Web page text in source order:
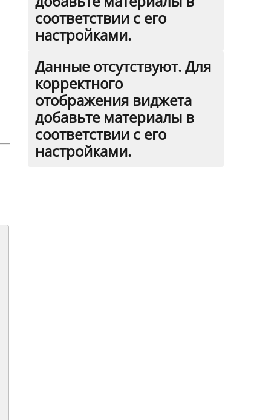
соответствии с его
настройками.
Данные отсутствуют. Для
корректного
отображения виджета
добавьте материалы в
соответствии с его
настройками.